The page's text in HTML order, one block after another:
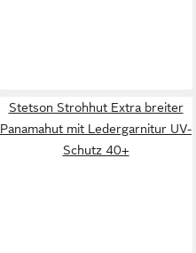
Stetson Strohhut Extra breiter
Panamahut mit Ledergarnitur UV-
Schutz 40+